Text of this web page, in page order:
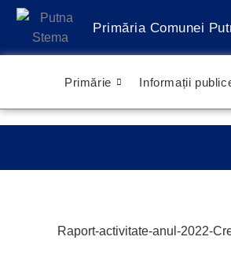
Treci
conținut
Primăria Comunei
Primărie Informații
Raport-activitate-anul-2022-